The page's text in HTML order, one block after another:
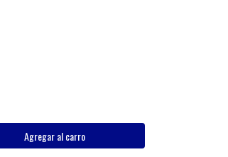
Agregar al carro